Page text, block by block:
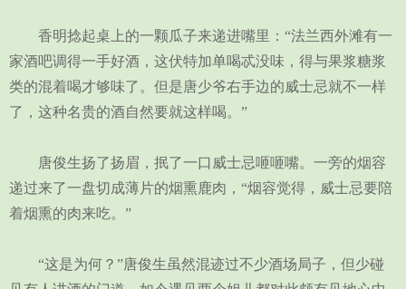
香明捻起桌上的一颗瓜子来递进嘴里：“法兰西外滩有一
家酒吧调得一手好酒，这伏特加单喝忒没味，得与果浆糖浆
类的混着喝才够味了。但是唐少爷右手边的威士忌就不一样
了，这种名贵的酒自然要就这样喝。”
唐俊生扬了扬眉，抿了一口威士忌咂咂嘴。一旁的烟容
递过来了一盘切成薄片的烟熏鹿肉，“烟容觉得，威士忌要陪
着烟熏的肉来吃。”
“这是为何？”唐俊生虽然混迹过不少酒场局子，但少碰